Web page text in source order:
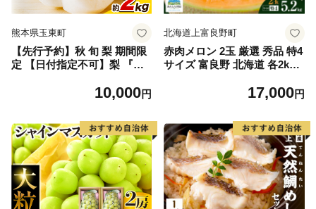
熊本県玉東町
【先行予約】秋 旬 梨 期間限
定 【日付指定不可】梨 『松
ぷり 約2kg 5-7玉前後 《7月
田農園』なし 果物 スイーツ
フルーツ デザート スムージ
ー SDG`s
10,000円
北海道上富良野町
赤肉メロン 2玉 厳選 秀品 特4
サイズ 富良野 北海道 各2kg
富良野 メロン めろん 果物 く
17,000円